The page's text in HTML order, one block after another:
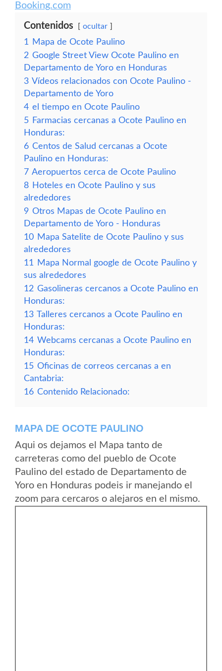
Booking.com
Contenidos ocultar
1
Mapa de Ocote Paulino
2 Google Street View Ocote Paulino en
Departamento de Yoro en Honduras
3 Vídeos relacionados con Ocote Paulino -
Departamento de Yoro
4 el tiempo en Ocote Paulino
5 Farmacias cercanas a Ocote Paulino en
Honduras:
6 Centos de Salud cercanas a Ocote
Paulino en Honduras:
7 Aeropuertos cerca de Ocote Paulino
8 Hoteles en Ocote Paulino y sus
alrededores
9 Otros Mapas de Ocote Paulino en
Departamento de Yoro - Honduras
10 Mapa Satelite de Ocote Paulino y sus
alrededores
11
Mapa Normal google de Ocote Paulino y
sus alrededores
12 Gasolineras cercanos a Ocote Paulino en
Honduras:
13 Talleres cercanos a Ocote Paulino en
Honduras:
14 Webcams cercanas a Ocote Paulino en
Honduras:
15 Oficinas de correos cercanas a en
Cantabria:
16 Contenido Relacionado:
MAPA DE OCOTE PAULINO
Aqui os dejamos el Mapa tanto de
carreteras como del pueblo de Ocote
Paulino del estado de Departamento de
Yoro en Honduras podeis ir manejando el
zoom para cercaros o alejaros en el mismo.